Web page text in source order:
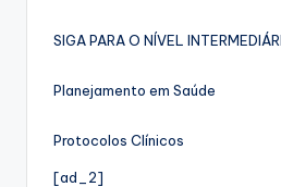
SIGA PARA O NÍVEL
Planejamento em Saúde
Protocolos Clínicos
[ad_2]